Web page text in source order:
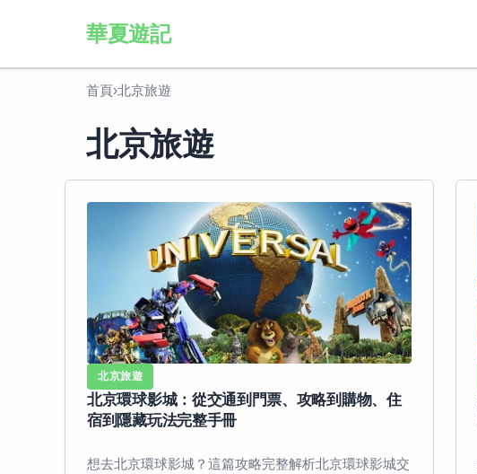
華夏遊記
首頁›北京旅遊
北京旅遊
北京旅遊
北京環球影城：從交通到門票、攻略到購物、住
宿到隱藏玩法完整手冊
想去北京環球影城？這篇攻略完整解析北京環球影城交